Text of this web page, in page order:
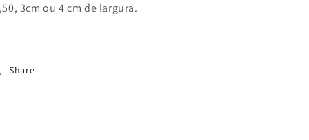
3cm ou 4 cm de largura.
Share